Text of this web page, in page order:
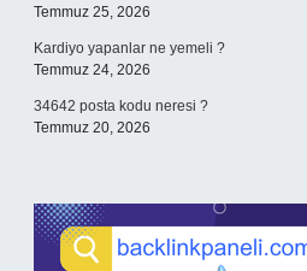
Temmuz 25, 2026
Kardiyo yapanlar ne yemeli ?
Temmuz 24, 2026
34642 posta kodu neresi ?
Temmuz 20, 2026